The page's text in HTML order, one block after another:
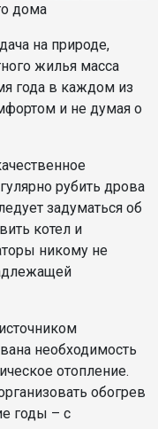
дома
на природе,
жилья масса
года в каждом из
и не думая о
рубить дрова
задуматься об
котел и
никому не
необходимость
отопление.
обогрев
годы – с